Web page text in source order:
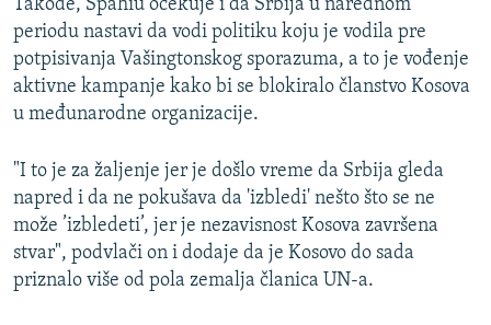
Takođe, Spahiu očekuje i da Srbija u narednom
periodu nastavi da vodi politiku koju je vodila pre
potpisivanja Vašingtonskog sporazuma, a to je vođenje
aktivne kampanje kako bi se blokiralo članstvo Kosova
u međunarodne organizacije.
"I to je za žaljenje jer je došlo vreme da Srbija gleda
napred i da ne pokušava da 'izbledi' nešto što se ne
može ’izbledeti’, jer je nezavisnost Kosova završena
stvar", podvlači on i dodaje da je Kosovo do sada
priznalo više od pola zemalja članica UN-a.